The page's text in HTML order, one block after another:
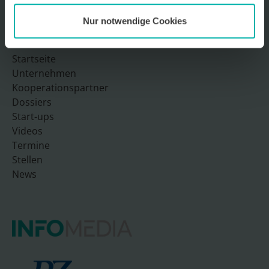
Nur notwendige Cookies
Sitemap
Startseite
Unternehmen
Kooperationspartner
Dossiers
Start-ups
Videos
Termine
Stellen
News